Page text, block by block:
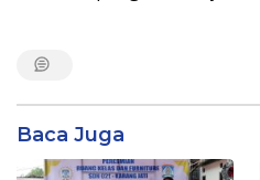
Baca Juga